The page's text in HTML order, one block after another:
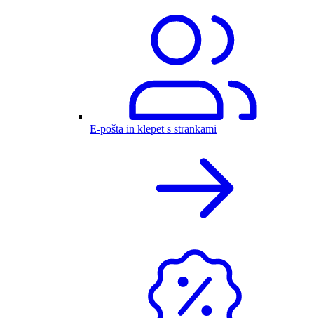
E-pošta in klepet s strankami